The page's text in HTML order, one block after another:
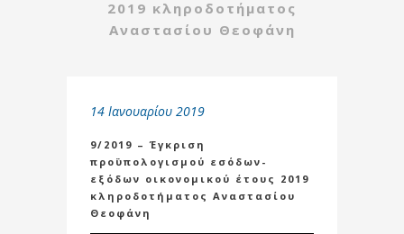
2019 κληροδοτήματος
Αναστασίου Θεοφάνη
14 Ιανουαρίου 2019
9/2019 – Έγκριση
προϋπολογισμού εσόδων-
εξόδων οικονομικού έτους 2019
κληροδοτήματος Αναστασίου
Θεοφάνη